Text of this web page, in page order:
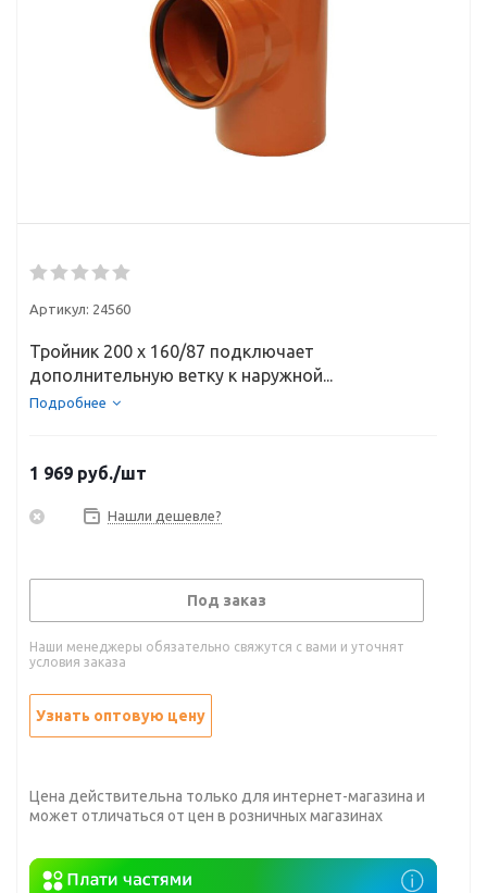
Артикул: 24560
Тройник 200 х 160/87 подключает
дополнительную ветку к наружной...
Подробнее
1 969 руб./шт
Нашли дешевле?
Под заказ
Наши менеджеры обязательно свяжутся с вами и уточнят
условия заказа
Узнать оптовую цену
Цена действительна только для интернет-магазина и
может отличаться от цен в розничных магазинах